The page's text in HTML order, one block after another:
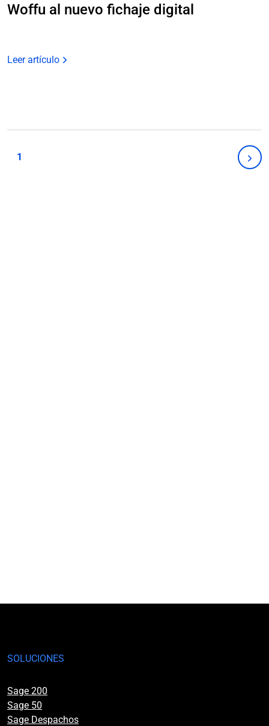
Woffu al nuevo fichaje digital
Leer artículo
de
1
SOLUCIONES
Sage 200
Sage 50
Sage Despachos